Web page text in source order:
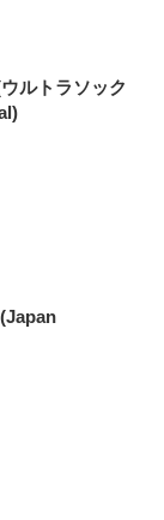
ルトラソック